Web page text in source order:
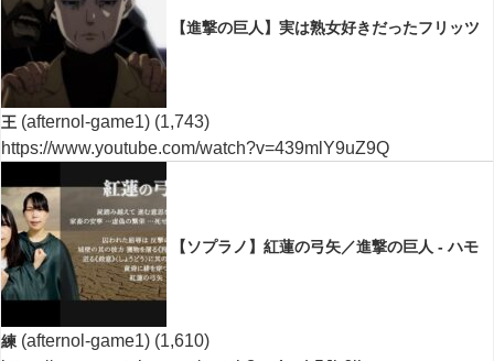
【進撃の巨人】実は熟女好きだったフリッツ
王 (afternol-game1) (1,743)
https://www.youtube.com/watch?v=439mlY9uZ9Q
【ソプラノ】紅蓮の弓矢／進撃の巨人 - ハモ
練 (afternol-game1) (1,610)